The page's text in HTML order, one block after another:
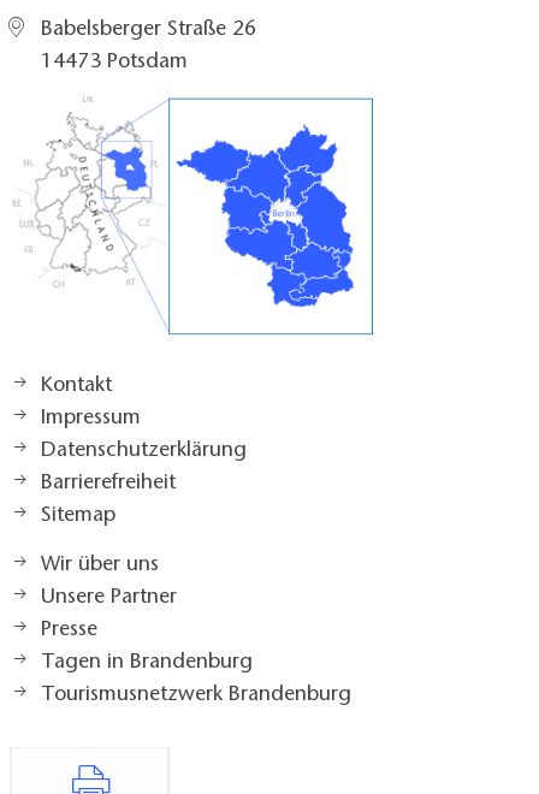
Babelsberger Straße 26
14473 Potsdam
Kontakt
Impressum
Datenschutzerklärung
Barrierefreiheit
Sitemap
Wir über uns
Unsere Partner
Presse
Tagen in Brandenburg
Tourismusnetzwerk Brandenburg